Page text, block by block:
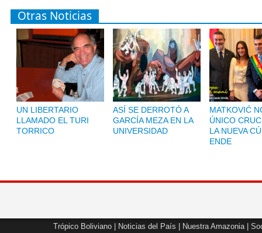
Otras Noticias
UN LIBERTARIO
LLAMADO EL TURI
TORRICO
ASÍ SE DERROTÓ A
GARCÍA MEZA EN LA
UNIVERSIDAD
MATKOVIĆ
ÚNICO
LA NUEVA
ENDE
Trópico Boliviano Noticias del País Nuestra Amazonia|